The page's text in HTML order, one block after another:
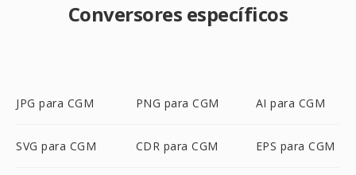
Conversores específicos
JPG para CGM PNG para CGM AI para CGM
SVG para CGM CDR para CGM EPS para CGM